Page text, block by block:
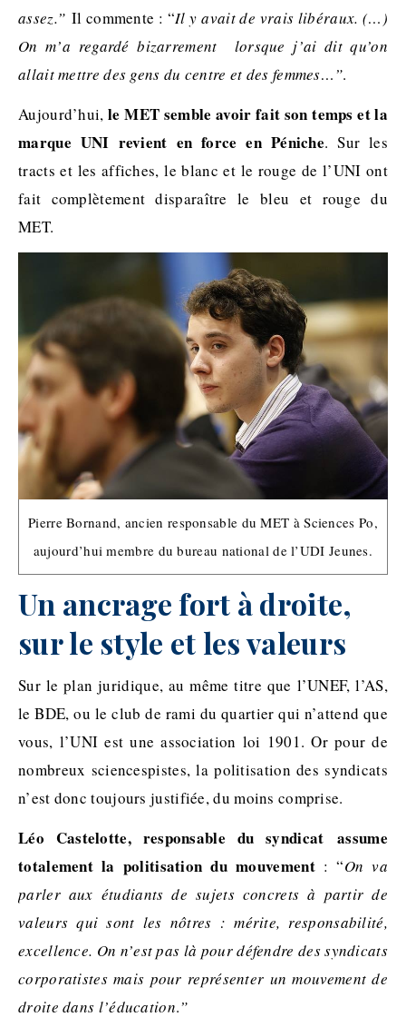
assez.” Il commente : “Il y avait de vrais libéraux. (…)
On m’a regardé bizarrement lorsque j’ai dit qu’on
allait mettre des gens du centre et des femmes…”.
Aujourd’hui,le MET semble avoir fait son temps et la
marque UNI revient en force en Péniche. Sur les
tracts et les affiches, le blanc et le rouge de l’UNI ont
fait complètement disparaître le bleu et rouge du
MET.
Pierre Bornand, ancien responsable du MET à Sciences Po,
aujourd’hui membre du bureau national de l’UDI Jeunes.
Un ancrage fort à droite,
sur le style et les valeurs
Sur le plan juridique, au même titre que l’UNEF, l’AS,
le BDE, ou le club de rami du quartier qui n’attend que
vous, l’UNI est une association loi 1901. Or pour de
nombreux sciencespistes, la politisation des syndicats
n’est donc toujours justifiée, du moins comprise.
Léo Castelotte, responsable du syndicat assume
totalement la politisation du mouvement: “On va
parler aux étudiants de sujets concrets à partir de
valeurs qui sont les nôtres : mérite, responsabilité,
excellence. On n’est pas là pour défendre des syndicats
corporatistes mais pour représenter un mouvement de
droite dans l’éducation.”